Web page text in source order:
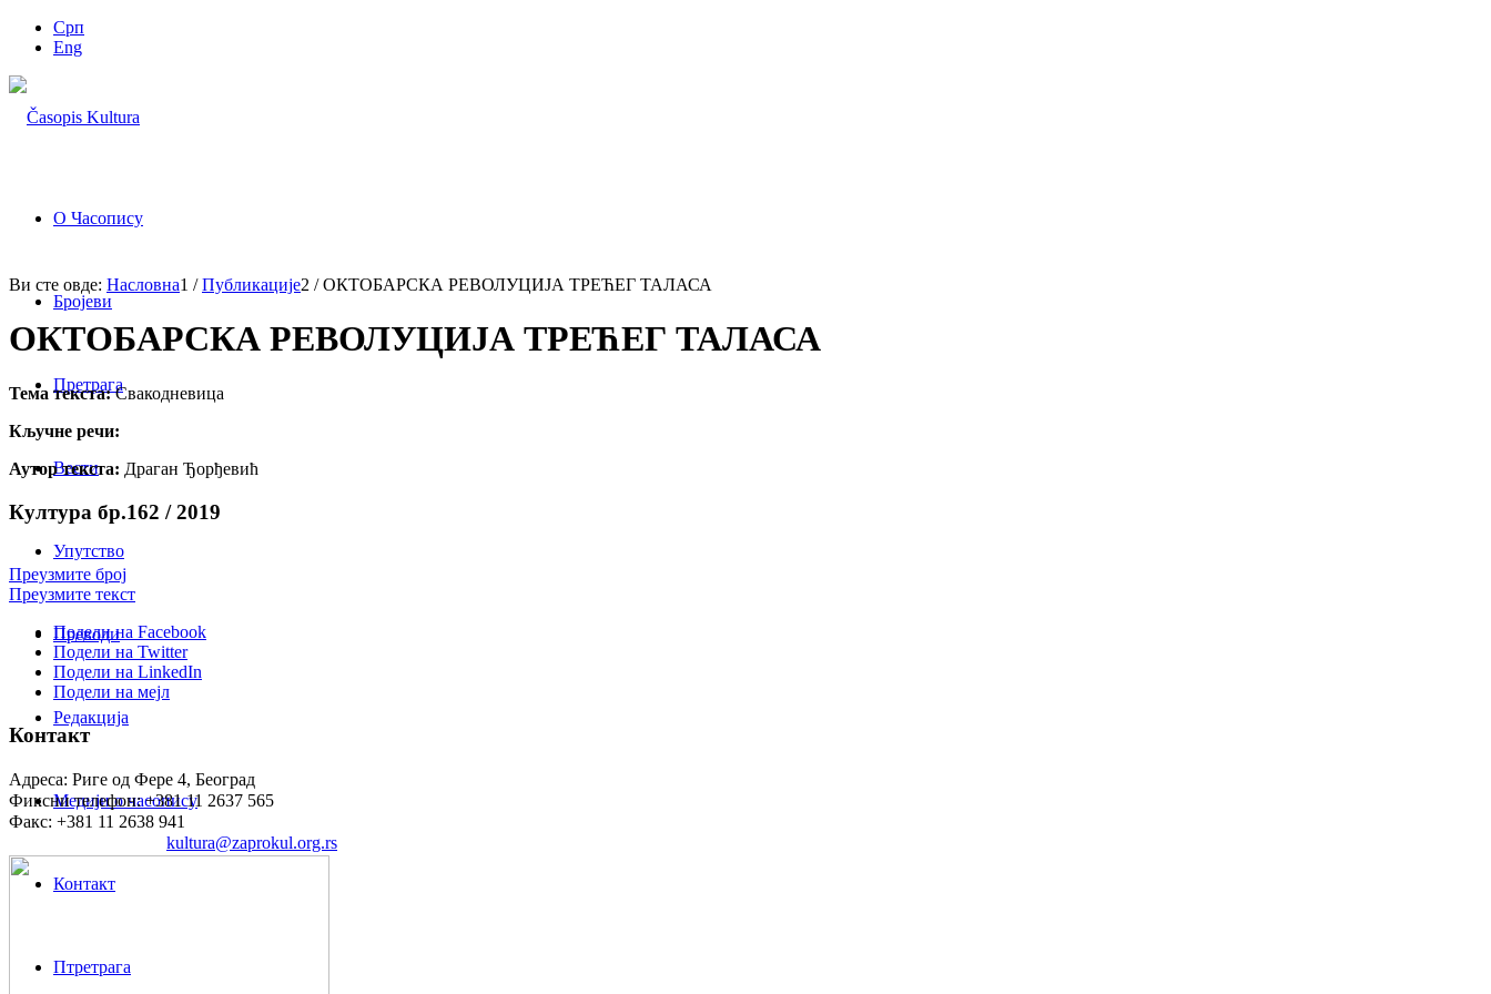
Срп
Eng
О Часопису
Бројеви
Претрага
Вести
Упутство
Преводи
Редакција
Медији о часопису
Контакт
Птретрага
Ви сте овде: Насловна1 / Публикације2 / ОКТОБАРСКА РЕВОЛУЦИЈА ТРЕЋЕГ ТАЛАСА
ОКТОБАРСКА РЕВОЛУЦИЈА ТРЕЋЕГ ТАЛАСА
Тема текста:Свакодневица
Кључне речи:
Аутор текста: Драган Ђорђевић
Култура бр.162 / 2019
Преузмите број
Преузмите текст
Подели на Facebook
Подели на Twitter
Подели на LinkedIn
Подели на мејл
Контакт
Адреса: Риге од Фере 4, Београд
Фиксни телефон: +381 11 2637 565
Факс: +381 11 2638 941
kultura@zaprokul.org.rs